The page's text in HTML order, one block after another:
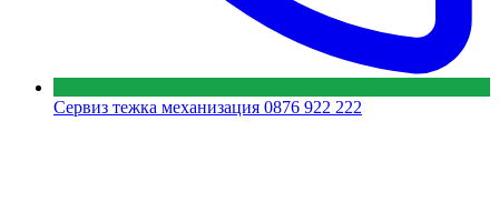
Сервиз тежка механизация 0876 922 222